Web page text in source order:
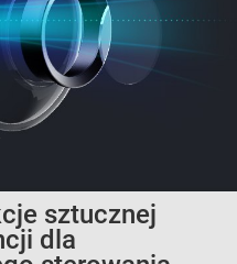
sztucznej
dla